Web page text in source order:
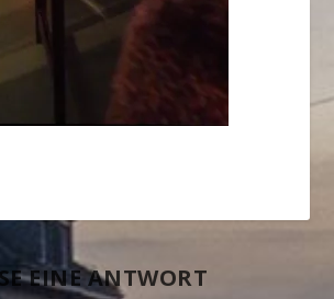
EINE ANTWORT